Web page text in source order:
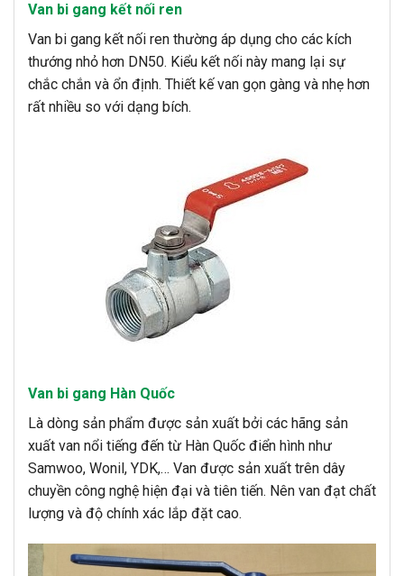
Van bi gang kết nối ren
Van bi gang kết nối ren thường áp dụng cho các kích
thướng nhỏ hơn DN50. Kiểu kết nối này mang lại sự
chắc chắn và ổn định. Thiết kế van gọn gàng và nhẹ hơn
rất nhiều so với dạng bích.
Van bi gang Hàn Quốc
Là dòng sản phẩm được sản xuất bởi các hãng sản
xuất van nổi tiếng đến từ Hàn Quốc điển hình như
Samwoo, Wonil, YDK,… Van được sản xuất trên dây
chuyền công nghệ hiện đại và tiên tiến. Nên van đạt chất
lượng và độ chính xác lắp đặt cao.